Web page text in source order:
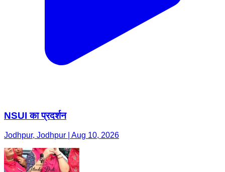
NSUI का प्रदर्शन
Jodhpur, Jodhpur | Aug 10, 2026